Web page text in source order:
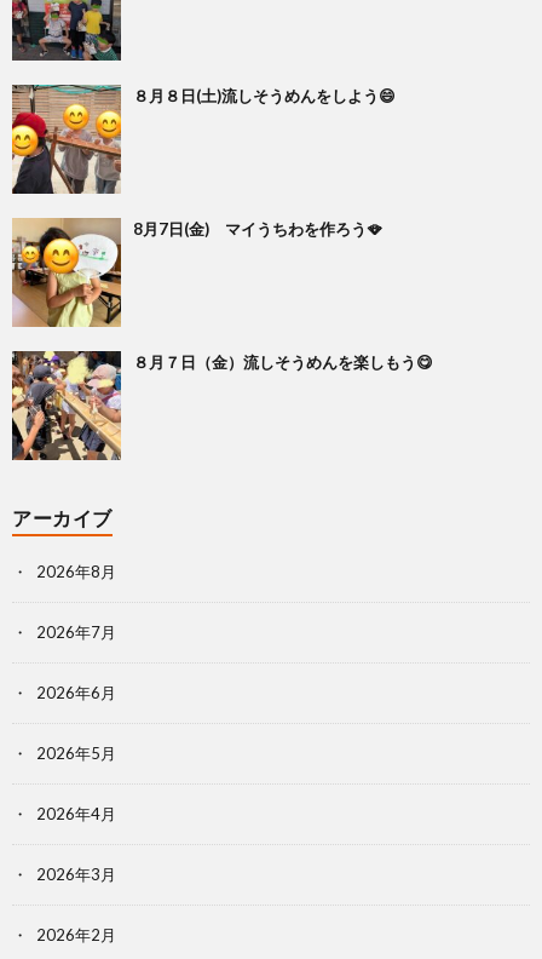
８月８日(土)流しそうめんをしよう😄
8月7日(金) マイうちわを作ろう🪭
８月７日（金）流しそうめんを楽しもう😋
アーカイブ
2026年8月
2026年7月
2026年6月
2026年5月
2026年4月
2026年3月
2026年2月